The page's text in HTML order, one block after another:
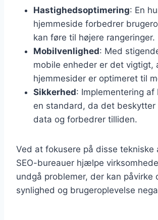
Hastighedsoptimering: En
hjemmeside forbedrer
kan føre til højere rangeringer.
Mobilvenlighed: Med
mobile enheder er det vigtigt,
hjemmesider er optimeret til
Sikkerhed: Implementering af
en standard, da det beskytter
data og forbedrer tilliden.
Ved at fokusere på disse tekniske
SEO-bureauer hjælpe
undgå problemer, der kan påvirke
synlighed og brugeroplevelse